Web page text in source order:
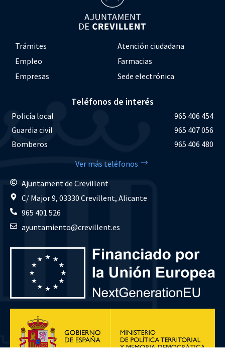
Trámites
Atención ciudadana
Empleo
Farmacias
Empresas
Sede electrónica
Teléfonos de interés
Policía local
965 406 454
Guardia civil
965 407 056
Bomberos
965 406 480
Ver más teléfonos
Ajuntament de Crevillent
C/ Major 9, 03330 Crevillent, Alicante
965 401 526
ayuntamiento@crevillent.es